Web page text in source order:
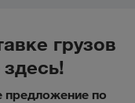
грузов
по